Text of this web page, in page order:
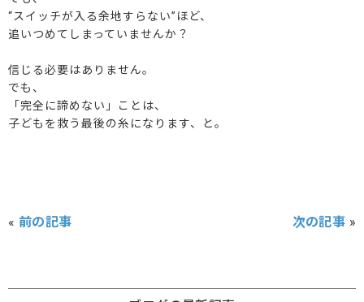
“スイッチが入る余地すらない”ほど、
追いつめてしまっていませんか？
信じる必要はありません。
でも、
「完全に諦めない」ことは、
子どもを救う最後の糸になります、と。
« 前の記事 次の記事 »